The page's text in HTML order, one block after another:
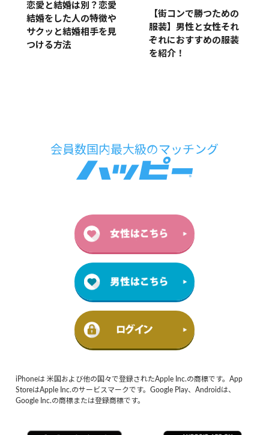
恋愛と結婚は別？恋愛
結婚をした人の特徴や
サクッと結婚相手を見
つける方法
【街コンで勝つための
服装】男性と女性それ
ぞれにおすすめの服装
を紹介！
iPhoneは 米国および他の国々で登録されたApple Inc.の商標です。App
StoreはApple Inc.のサービスマークです。Google Play、Androidは、
Google Inc.の商標または登録商標です。